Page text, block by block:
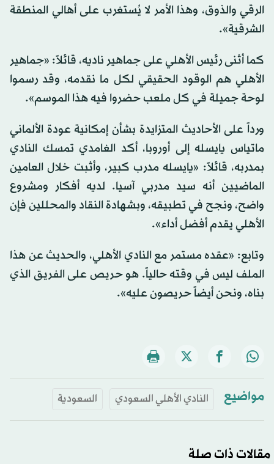
الرقي والذوق، وهذا الأمر لا يُستغرب على أهالي المنطقة
الشرقية».
كما أثنى رئيس الأهلي على جماهير ناديه، قائلاً: «جماهير
الأهلي هم الوقود الحقيقي لكل ما نقدمه، وقد رسموا
لوحة جميلة في كل ملعب حضروا فيه هذا الموسم».
ورداً على الأحاديث المتزايدة بشأن إمكانية عودة الألماني
ماتياس يايسله إلى أوروبا، أكد الغامدي تمسك النادي
بمدربه، قائلاً: «يايسله مدرب كبير، وأثبت خلال العامين
الماضيين أنه سيد مدربي آسيا. لديه أفكار ومشروع
واضح، ونجح في تطبيقه، وبشهادة النقاد والمحللين فإن
الأهلي يقدم أفضل أداء».
وتابع: «عقده مستمر مع النادي الأهلي، والحديث عن هذا
الملف ليس في وقته حالياً. هو حريص على الفريق الذي
بناه، ونحن أيضاً حريصون عليه».
مواضيع النادي الأهلي السعودي السعودية
مقالات ذات صلة